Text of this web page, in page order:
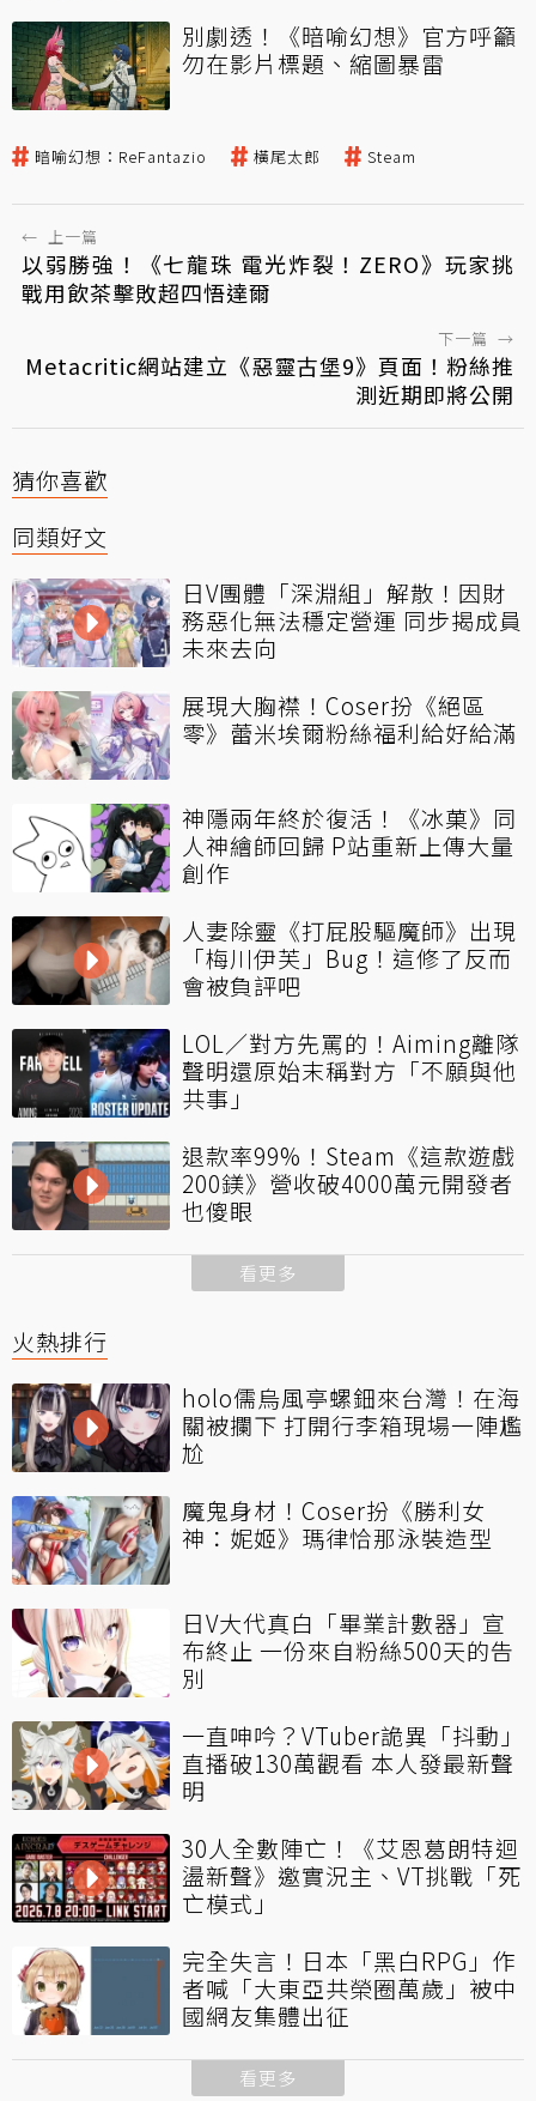
別劇透！《暗喻幻想》官方呼籲
勿在影片標題、縮圖暴雷
暗喻幻想：ReFantazio 橫尾太郎 Steam
← 上一篇
以弱勝強！《七龍珠 電光炸裂！ZERO》玩家挑
戰用飲茶擊敗超四悟達爾
下一篇 →
Metacritic網站建立《惡靈古堡9》頁面！粉絲推
測近期即將公開
猜你喜歡
同類好文
日V團體「深淵組」解散！因財
務惡化無法穩定營運 同步揭成員
未來去向
展現大胸襟！Coser扮《絕區
零》蕾米埃爾粉絲福利給好給滿
神隱兩年終於復活！《冰菓》同
人神繪師回歸 P站重新上傳大量
創作
人妻除靈《打屁股驅魔師》出現
「梅川伊芙」Bug！這修了反而
會被負評吧
LOL／對方先罵的！Aiming離隊
聲明還原始末稱對方「不願與他
共事」
退款率99%！Steam《這款遊戲
200鎂》營收破4000萬元開發者
也傻眼
看更多
火熱排行
holo儒烏風亭螺鈿來台灣！在海
關被攔下 打開行李箱現場一陣尷
尬
魔鬼身材！Coser扮《勝利女
神：妮姬》瑪律恰那泳裝造型
日V大代真白「畢業計數器」宣
布終止 一份來自粉絲500天的告
別
一直呻吟？VTuber詭異「抖動」
直播破130萬觀看 本人發最新聲
明
30人全數陣亡！《艾恩葛朗特迴
盪新聲》邀實況主、VT挑戰「死
亡模式」
完全失言！日本「黑白RPG」作
者喊「大東亞共榮圈萬歲」被中
國網友集體出征
看更多